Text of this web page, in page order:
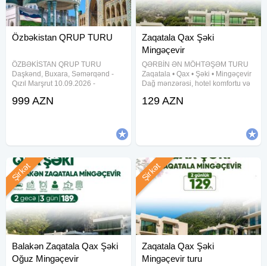
Özbəkistan QRUP TURU
ÖZBƏKİSTAN QRUP TURU
Daşkənd, Buxara, Səmərqənd -
Qızıl Marşrut 10.09.2026 -
24.10.2026 - 999$ 5 gecə \ 6 gün
999 AZN
Zaqatala Qax Şəki
Mingəçevir
QƏRBİN ƏN MÖHTƏŞƏM TURU
Zaqatala • Qax • Şəki • Mingəçevir
Dağ mənzərəsi, hotel komfortu və
AZN Müddət: 1 gecə / 2 gün
129 AZN
Balakən Zaqatala Qax Şəki
Oğuz Mingəçevir
Şirkət
Zaqatala Qax Şəki
Mingəçevir turu
Şirkət